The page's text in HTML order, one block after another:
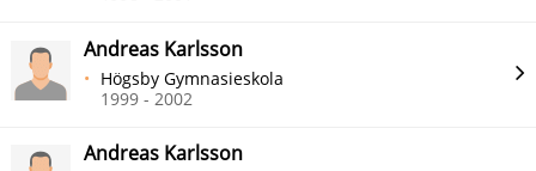
Andreas Karlsson
Högsby Gymnasieskola
1999 - 2002
Andreas Karlsson